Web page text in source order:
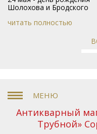
Шолохова и Бродского
читать полностью
Антикварный
Трубной»